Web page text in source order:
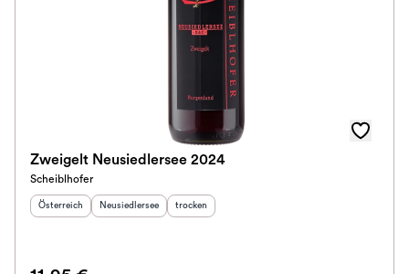
Zweigelt Neusiedlersee 2024
Scheiblhofer
Herkunftsland
Österreich Herkunftsregion
Neusiedlersee Geschmack
trocken